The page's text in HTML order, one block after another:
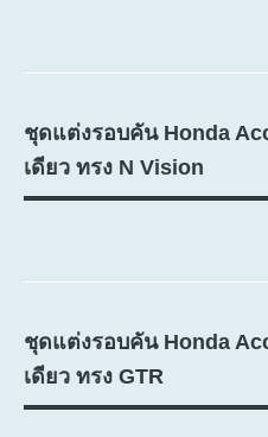
ชุดแต่งรอบคัน Honda
เดียว ทรง N Vision
ชุดแต่งรอบคัน Honda
เดียว ทรง GTR